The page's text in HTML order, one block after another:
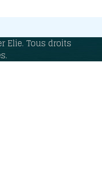
Elie. Tous droits